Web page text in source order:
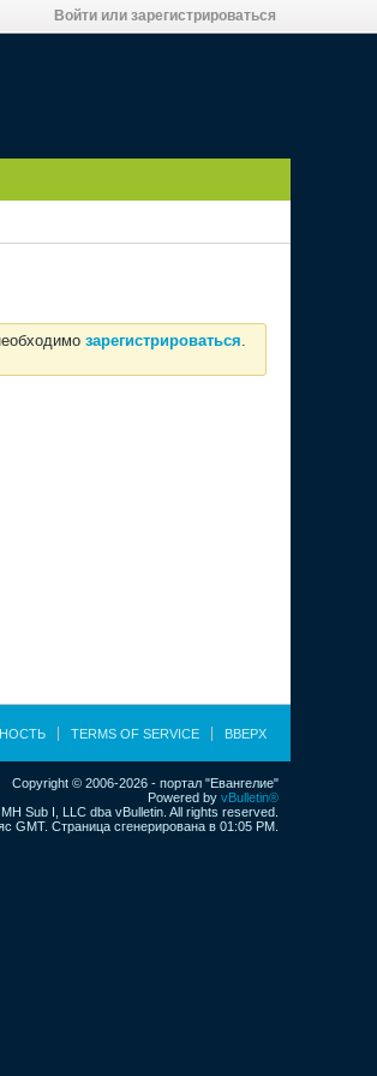
Войти или зарегистрироваться
зарегистрироваться.
TERMS OF SERVICE ВВЕРХ
Copyright © 2006-2026 - портал "Евангелие"
Powered by vBulletin®
Sub I, LLC dba vBulletin. All rights reserved.
GMT. Страница сгенерирована в 01:05 PM.